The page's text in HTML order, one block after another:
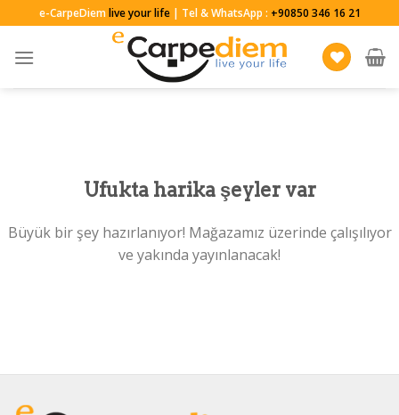
to
content
e-CarpeDiemlive your life| Tel & WhatsApp : +90850 346 16 21
Ufukta harika şeyler var
Büyük bir şey hazırlanıyor! Mağazamız üzerinde çalışılıyor
ve yakında yayınlanacak!